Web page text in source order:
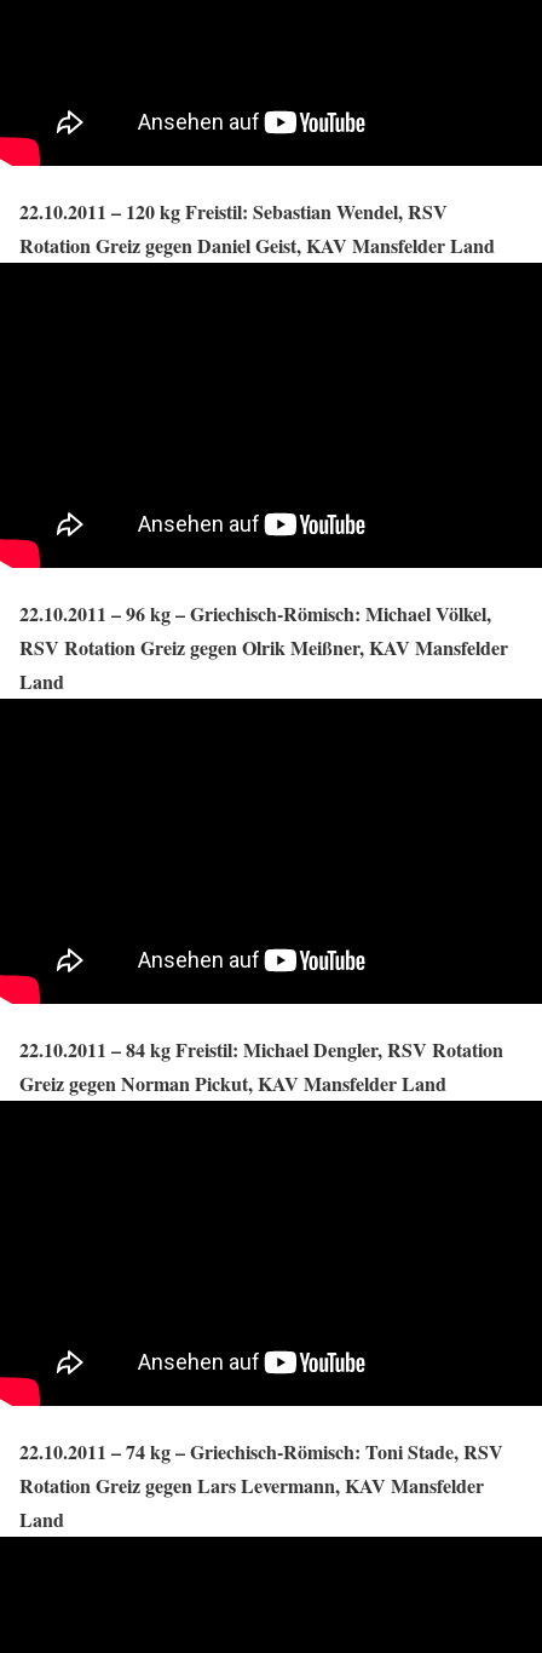
22.10.2011 – 120 kg Freistil: Sebastian Wendel, RSV
Rotation Greiz gegen Daniel Geist, KAV Mansfelder Land
22.10.2011 – 96 kg – Griechisch-Römisch: Michael Völkel,
RSV Rotation Greiz gegen Olrik Meißner, KAV Mansfelder
Land
22.10.2011 – 84 kg Freistil: Michael Dengler, RSV Rotation
Greiz gegen Norman Pickut, KAV Mansfelder Land
22.10.2011 – 74 kg – Griechisch-Römisch: Toni Stade, RSV
Rotation Greiz gegen Lars Levermann, KAV Mansfelder
Land